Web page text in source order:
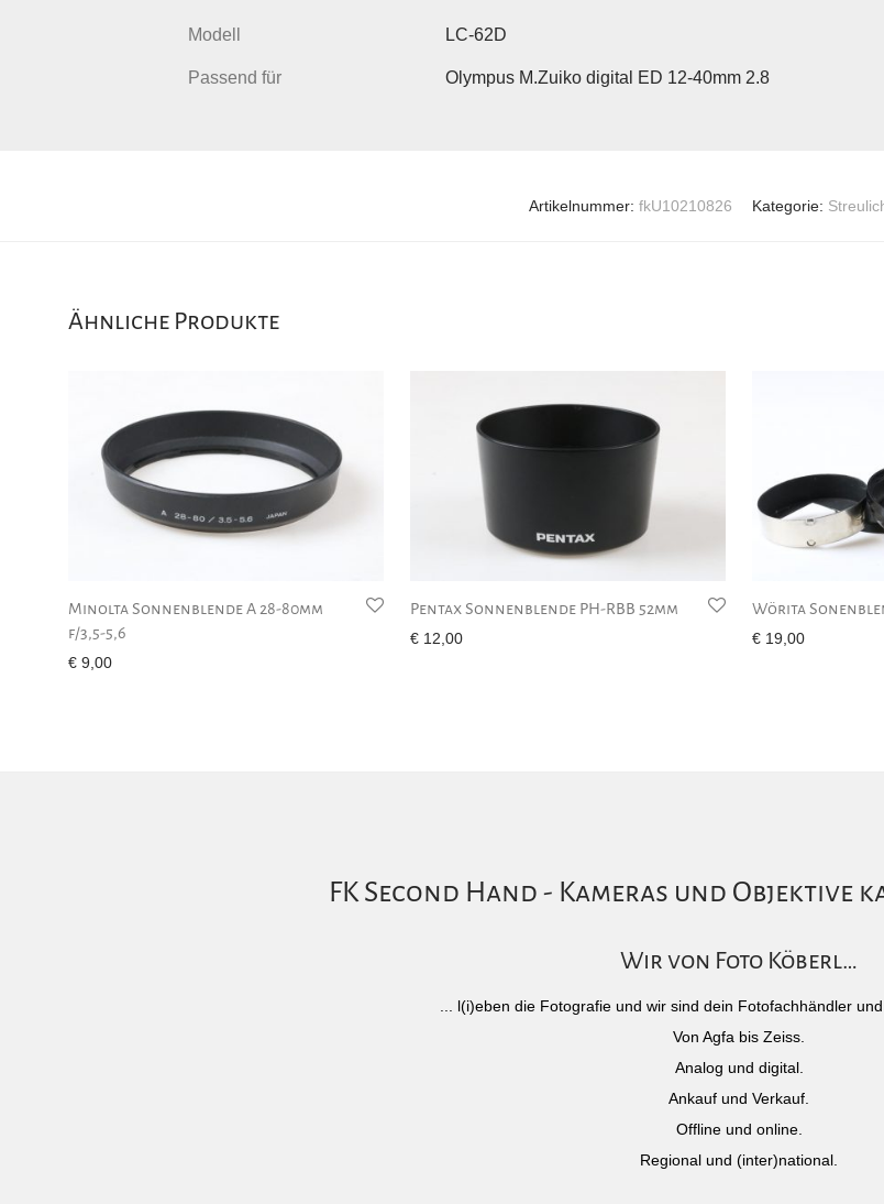
Modell LC-62D
Passend für Olympus M.Zuiko digital ED 12-40mm 2.8
Artikelnummer: fkU10210826 Kategorie:
Ähnliche Produkte
Minolta Sonnenblende A 28-80mm
f/3,5-5,6
€ 9,00
Pentax Sonnenblende PH-RBB 52mm
€ 12,00
Wörita
€ 19,00
FK Second Hand - Kameras und Objektive
Wir von Foto Köberl…
... l(i)eben die Fotografie und wir sind dein Fotofachhändler
Von Agfa bis Zeiss.
Analog und digital.
Ankauf und Verkauf.
Offline und online.
Regional und (inter)national.